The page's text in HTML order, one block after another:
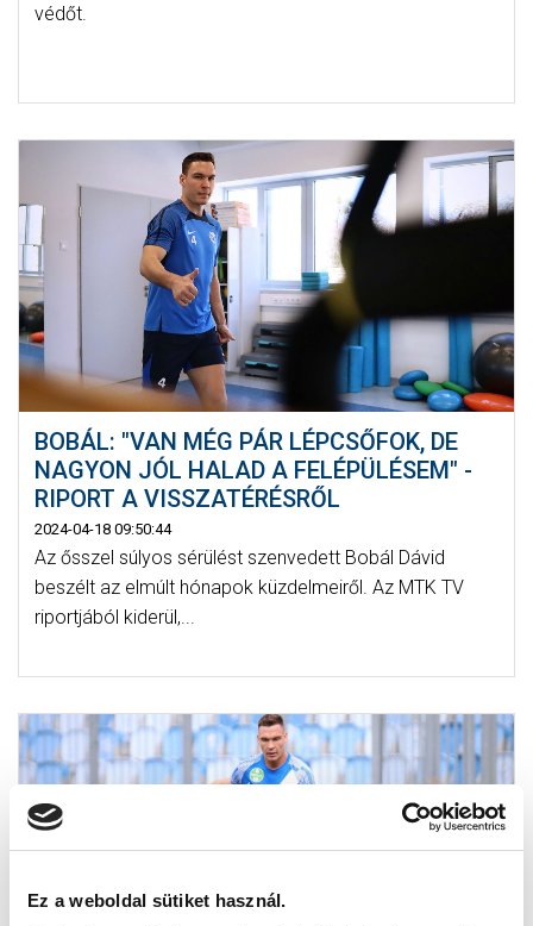
Ez a weboldal sütiket használ.
védőt.
BOBÁL: "VAN MÉG PÁR LÉPCSŐFOK, DE
NAGYON JÓL HALAD A FELÉPÜLÉSEM" -
RIPORT A VISSZATÉRÉSRŐL
2024-04-18 09:50:44
Az ősszel súlyos sérülést szenvedett Bobál Dávid
beszélt az elmúlt hónapok küzdelmeiről. Az MTK TV
riportjából kiderül,...